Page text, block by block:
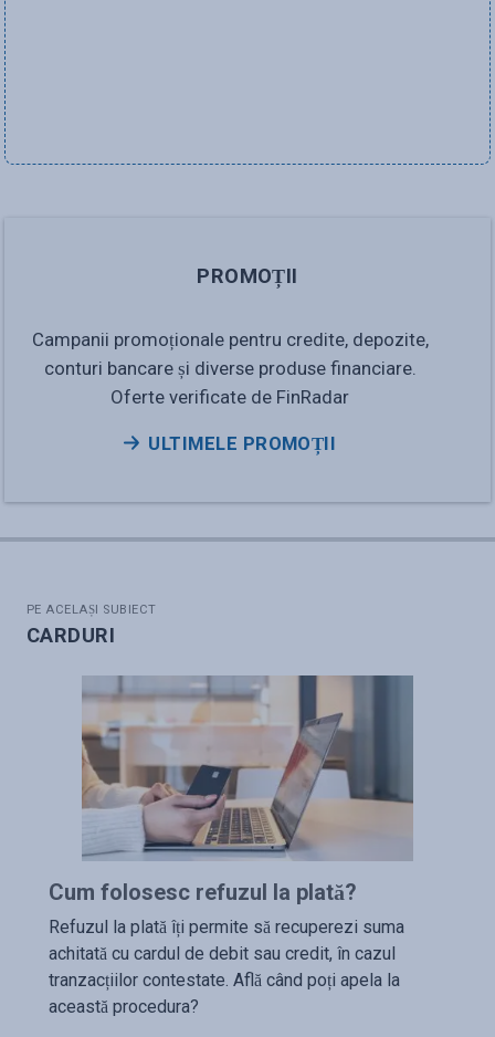
PROMOȚII
Campanii promoționale pentru credite, depozite,
conturi bancare și diverse produse financiare.
Oferte verificate de FinRadar
ULTIMELE PROMOȚII
PE ACELAȘI SUBIECT
CARDURI
Cum folosesc refuzul la plată?
Refuzul la plată îți permite să recuperezi suma
achitată cu cardul de debit sau credit, în cazul
tranzacțiilor contestate. Află când poți apela la
această procedura?